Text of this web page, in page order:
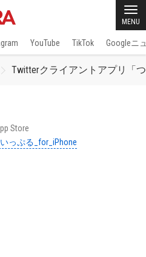
MENU
YouTube TikTok Googleニ
Twitterクライアントアプリ「
Store
っぷる_for_iPhone